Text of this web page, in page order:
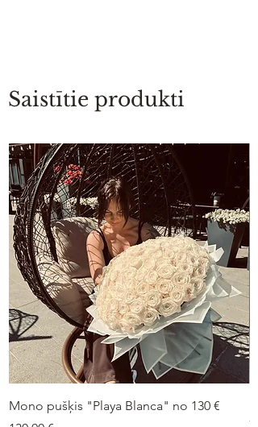
Saistītie produkti
Mono pušķis "Playa Blanca" no 130 €